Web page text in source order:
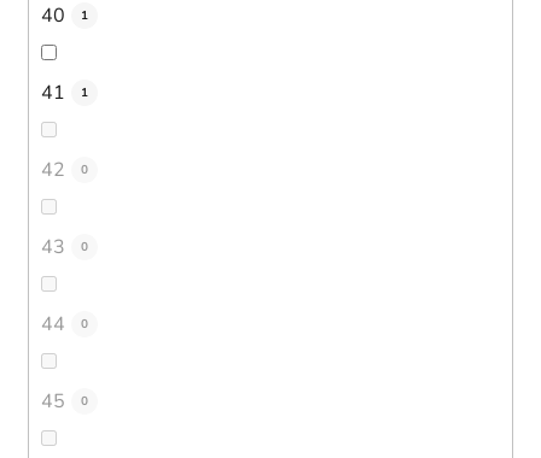
40 1
41 1
42 0
43 0
44 0
45 0